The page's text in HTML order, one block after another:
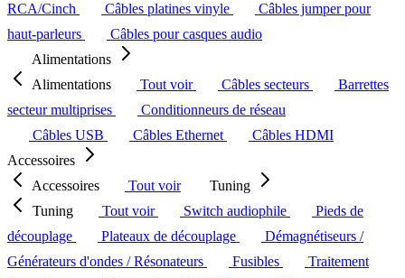
RCA/Cinch
Câbles platines vinyle
Câbles jumper pour
haut-parleurs
Câbles pour casques audio
Alimentations
Alimentations
Tout voir Câbles secteurs
Barrettes
secteur multiprises
Conditionneurs de réseau
Câbles USB
Câbles Ethernet
Câbles HDMI
Accessoires
Accessoires
Tout voir
Tuning
Tuning
Tout voir Switch audiophile
Pieds de
découplage
Plateaux de découplage
Démagnétiseurs /
Générateurs d'ondes / Résonateurs
Fusibles
Traitement